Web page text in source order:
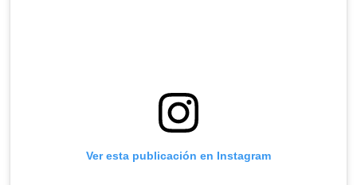
Ver esta publicación en Instagram